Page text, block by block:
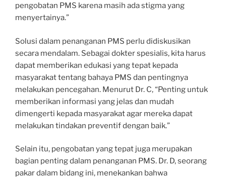
pengobatan PMS karena masih ada stigma yang
menyertainya.”
Solusi dalam penanganan PMS perlu didiskusikan
secara mendalam. Sebagai dokter spesialis, kita harus
dapat memberikan edukasi yang tepat kepada
masyarakat tentang bahaya PMS dan pentingnya
melakukan pencegahan. Menurut Dr. C, “Penting untuk
memberikan informasi yang jelas dan mudah
dimengerti kepada masyarakat agar mereka dapat
melakukan tindakan preventif dengan baik.”
Selain itu, pengobatan yang tepat juga merupakan
bagian penting dalam penanganan PMS. Dr. D, seorang
pakar dalam bidang ini, menekankan bahwa